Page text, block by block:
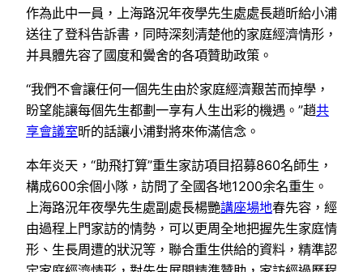
作為此中一員，上海路況年夜學先生處處長趙昕給小浦
送往了登科告訴書，同時深刻清楚他的家庭經濟情形，
并具體先容了國度和黌舍的各項贊助政策。
“我們不會讓任何一個先生由於家庭經濟艱苦而掉學，
盼望能讓每個先生都劃一享有人生出彩的機遇。”趙共
享會議室昕的話讓小浦對將來佈滿信念。
本年炎天，“助飛打算”重生家訪項目招募860名師生，
構成600余個小隊，訪問了全國各地1200余名重生。
上海路況年夜學先生處副處長楊艷講座場地春先容，經
由過程上門家訪的情勢，可以更周全地把握先生家庭情
形、生長周遭的狀況等，聯合重生供給的資料，精準認